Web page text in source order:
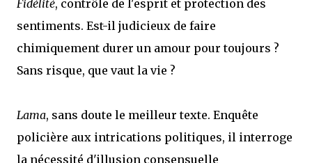
Fidélité, contrôle de l'esprit et protection des
sentiments. Est-il judicieux de faire
chimiquement durer un amour pour toujours ?
Sans risque, que vaut la vie ?
Lama, sans doute le meilleur texte. Enquête
policière aux intrications politiques, il interroge
la nécessité d'illusion consensuelle